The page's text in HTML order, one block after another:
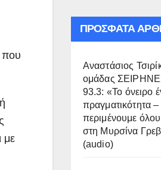
που
με
ΠΡΌΣΦΑΤΑ
Αναστάσιος
ομάδας
93.3: «Το όνειρο
πραγματικότητα
περιμένουμε
στη Μυρσίνα
(audio)